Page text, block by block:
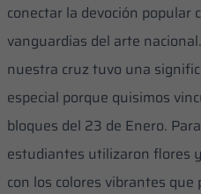
conectar la devoción popular
vanguardias del arte
nuestra cruz tuvo una
especial porque quisimos
bloques del 23 de Enero.
estudiantes utilizaron flores
con los colores vibrantes que